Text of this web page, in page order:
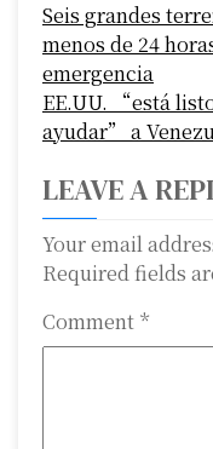
o
s
t
n
a
v
i
g
Seis grandes
menos de 24
emergencia
EE.UU. “está
ayudar” a
LEAVE A
Your email
Required fields
Comment *